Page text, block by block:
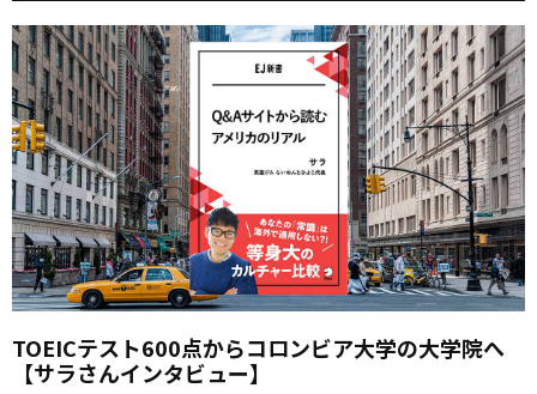
TOEICテスト600点からコロンビア大学の大学院へ
【サラさんインタビュー】